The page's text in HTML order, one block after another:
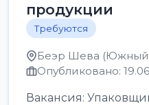
продукции
Требуются
Беэр Шева (Южный
Опубликовано:
Вакансия: